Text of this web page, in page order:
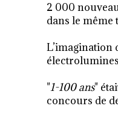
2 000
dans le même
L’imagination
"1-100 ans"
concours de